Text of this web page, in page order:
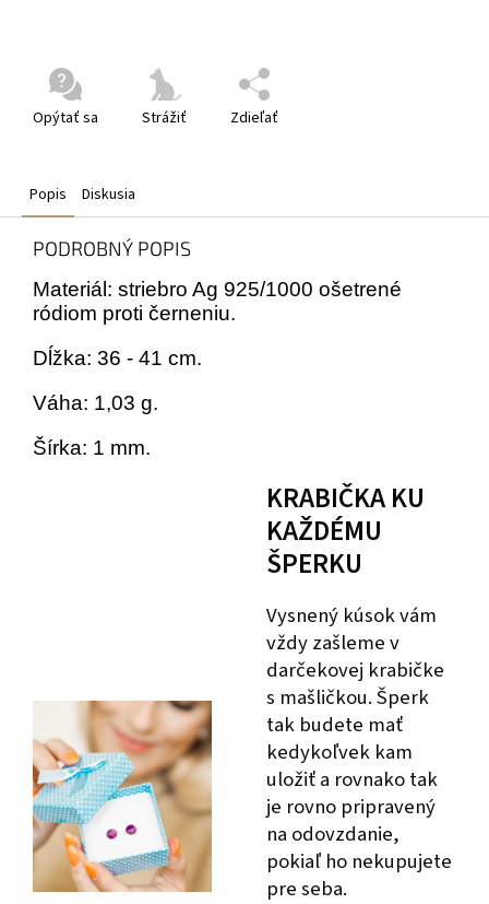
Opýtať sa Strážiť Zdieľať
Popis Diskusia
PODROBNÝ POPIS
Materiál: striebro Ag 925/1000 ošetrené
ródiom proti černeniu.
Dĺžka: 36 - 41 cm.
Váha: 1,03 g.
Šírka: 1 mm.
KRABIČKA KU
KAŽDÉMU
ŠPERKU
Vysnený kúsok vám
vždy zašleme v
darčekovej krabičke
s mašličkou. Šperk
tak budete mať
kedykoľvek kam
uložiť a rovnako tak
je rovno pripravený
na odovzdanie,
pokiaľ ho nekupujete
pre seba.